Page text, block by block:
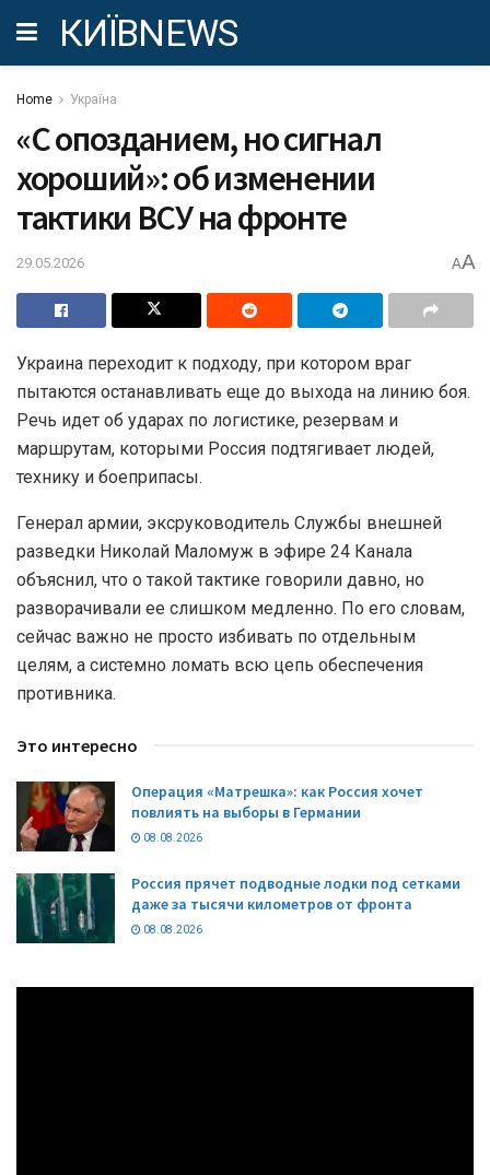
КИЇВNEWS
Home Україна
«С опозданием, но сигнал
хороший»: об изменении
тактики ВСУ на фронте
29.05.2026 AA
Украина переходит к подходу, при котором враг
пытаются останавливать еще до выхода на линию боя.
Речь идет об ударах по логистике, резервам и
маршрутам, которыми Россия подтягивает людей,
технику и боеприпасы.
Генерал армии, эксруководитель Службы внешней
разведки Николай Маломуж в эфире 24 Канала
объяснил, что о такой тактике говорили давно, но
разворачивали ее слишком медленно. По его словам,
сейчас важно не просто избивать по отдельным
целям, а системно ломать всю цепь обеспечения
противника.
Это интересно
Операция «Матрешка»: как Россия хочет
повлиять на выборы в Германии
08.08.2026
Россия прячет подводные лодки под сетками
даже за тысячи километров от фронта
08.08.2026